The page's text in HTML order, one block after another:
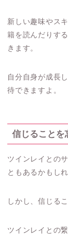
新しい趣味やス
籍を読んだりす
きます。
自分自身が成長
待できますよ。
信じることを
ツインレイとの
ともあるかもしれ
しかし、信じる
ツインレイとの